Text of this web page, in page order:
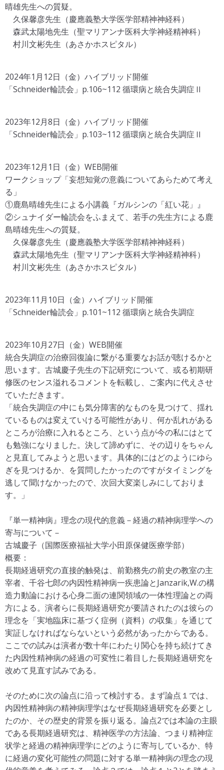
晴雄先生への質疑。
久保馨彦先生（慶應義塾大学医学部精神神経科）
森武太陽地先生（聖マリアンナ医科大学神経精神科）
村川文彬先生（あさかホスピタル）
2024年1月12日（金）ハイブリッド開催
「Schneider輪読会」p.106~112 循環病と統合失調症Ⅱ
2023年12月8日（金）ハイブリッド開催
「Schneider輪読会」p.103~112 循環病と統合失調症Ⅱ
2023年12月1日（金）WEB開催
ワークショップ「妄想知覚の意義についてあらためて考え
る」
①鹿島晴雄先生による小講義『ガルシンの「紅い花」』
②シュナイダー輪読会をふまえて、若手の先生方による鹿
島晴雄先生への質疑。
久保馨彦先生（慶應義塾大学医学部精神神経科）
森武太陽地先生（聖マリアンナ医科大学神経精神科）
村川文彬先生（あさかホスピタル）
2023年11月10日（金）ハイブリッド開催
「Schneider輪読会」p.101~112 循環病と統合失調症
2023年10月27日（金）WEB開催
統合失調症の治療回復論に繋がる重要なお話が聴けるかと
思います。古城慶子先生の下記研究について、或る初期研
修医のセンス溢れるコメントを転載し、ご案内に代えさせ
ていただきます。
「統合失調症の中にも気分障害的なものを見つけて、揺れ
ているものは変えていける可能性があり、何か乱れがある
ところが治療に入れるところ、という点が今の私にはとて
も勉強になりました。決して諦めずに、その辺りをちゃん
と見直してみようと思います。具体的にはどのようにゆら
ぎを見つけるか、を質問したかったのですがタイミングを
逃して聞けなかったので、次回大変楽しみにしておりま
す。」
『単一精神病』理念の現代的意義－経過の精神病理学への
寄与について－
古城慶子（国際医療福祉大学小田原保健医療学部）
概要：
長期経過研究の直接的触発は、前勤務先の前史の教室の主
宰者、千谷七郎の内因性精神病一疾患論とJanzarik,W.の構
造力動論における心身二面の連関領域の一体性理論との両
方による。演者らに長期経過研究が要請されたのは彼らの
理念を「実地臨床に基づく症例（資料）の収集」を通じて
実証しなければならないという必然があったからである。
ここでの試みは演者が数十年にわたり関心を持ち続けてき
た内因性精神病の経過の可変性に着目した長期経過研究を
改めて見直す試みである。
そのために次の論点に沿って検討する。まず論点１では、
内因性精神病の精神病理学はなぜ長期経過研究を必要とし
たのか、その歴史的背景を振り返る。論点2では本論の主眼
である長期経過研究は、精神医学の方法論、つまり精神症
状学と経過の精神病理学にどのように寄与しているか、特
に経過の変化可能性の問題に対する単一精神病の理念の現